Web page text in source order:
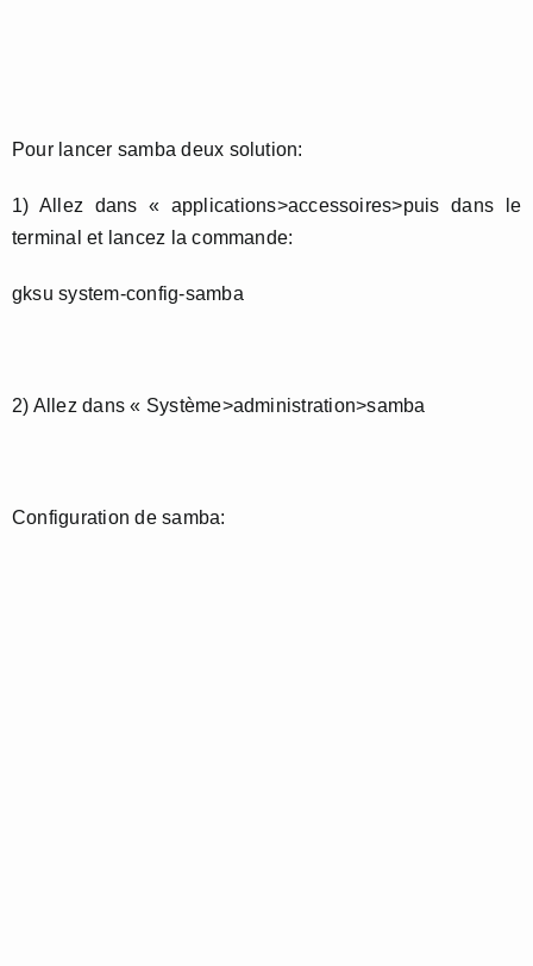
Pour lancer samba deux solution:
1) Allez dans « applications>accessoires>puis dans le
terminal et lancez la commande:
gksu system-config-samba
2) Allez dans « Système>administration>samba
Configuration de samba: